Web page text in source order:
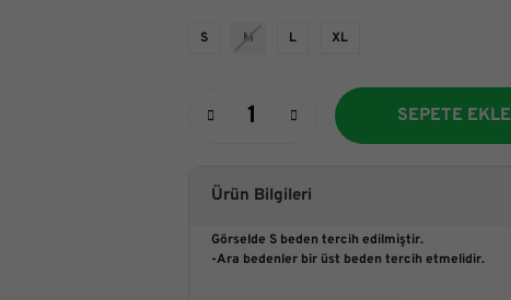
S M L XL
SEPETE EKLE
Ürün Bilgileri
Görselde S beden tercih edilmiştir.
-Ara bedenler bir üst beden tercih etmelidir.